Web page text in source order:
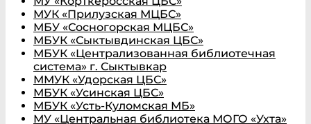
МУК «Прилузская МЦБС»
МБУ «Сосногорская МЦБС»
МБУК «Сыктывдинская ЦБС»
МБУК «Централизованная библиотечная
система» г. Сыктывкар
ММУК «Удорская ЦБС»
МБУК «Усинская ЦБС»
МБУК «Усть-Куломская МБ»
МУ «Центральная библиотека МОГО «Ухта»